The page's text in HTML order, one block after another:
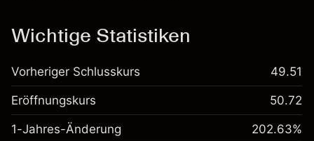
Wichtige Statistiken
Vorheriger Schlusskurs 49.51
Eröffnungskurs 50.72
1-Jahres-Änderung 202.63%